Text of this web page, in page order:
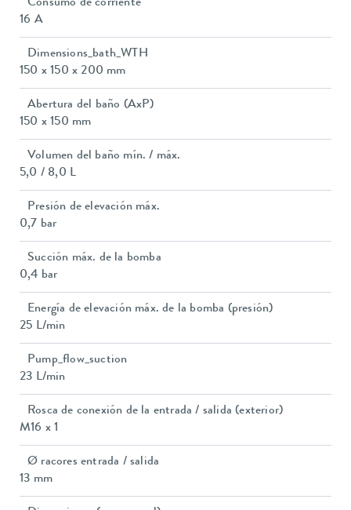
Consumo de corriente
16 A
Dimensions_bath_WTH
150 x 150 x 200 mm
Abertura del baño (AxP)
150 x 150 mm
Volumen del baño mín. / máx.
5,0 / 8,0 L
Presión de elevación máx.
0,7 bar
Succión máx. de la bomba
0,4 bar
Energía de elevación máx. de la bomba (presión)
25 L/min
Pump_flow_suction
23 L/min
Rosca de conexión de la entrada / salida (exterior)
M16 x 1
Ø racores entrada / salida
13 mm